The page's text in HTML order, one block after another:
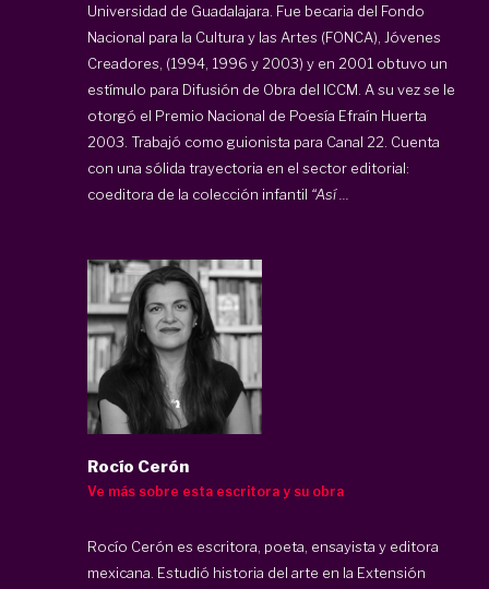
Universidad de Guadalajara. Fue becaria del Fondo
Nacional para la Cultura y las Artes (FONCA), Jóvenes
Creadores, (1994, 1996 y 2003) y en 2001 obtuvo un
estímulo para Difusión de Obra del ICCM. A su vez se le
otorgó el Premio Nacional de Poesía Efraín Huerta
2003. Trabajó como guionista para Canal 22. Cuenta
con una sólida trayectoria en el sector editorial:
coeditora de la colección infantil “Así ...
Rocío Cerón
Ve más sobre esta escritora y su obra
Rocío Cerón es escritora, poeta, ensayista y editora
mexicana. Estudió historia del arte en la Extensión